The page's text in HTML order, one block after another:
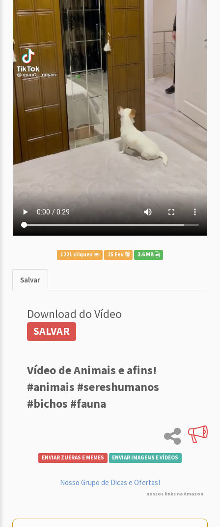
1221 cliques 25 Fev 3.6 MB
Salvar
Download do Vídeo
SALVAR
Vídeo de Animais e afins!
#animais #sereshumanos
#bichos #fauna
ENVIAR ZUERAS E MEMES ENVIAR IMAGENS E VÍDEOS
Nosso Grupo de Dicas e Ofertas!
nossos links na Amazon